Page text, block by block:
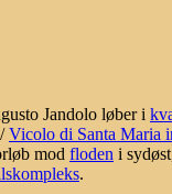
Jandolo løber i
/Vicolo di Santa Maria
mod floden i
.